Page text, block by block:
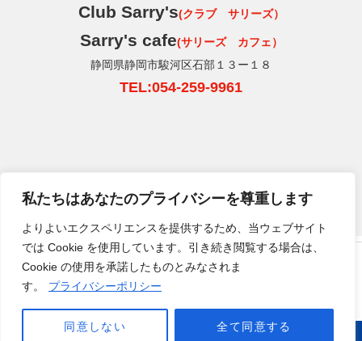
私たちはあなたのプライバシーを尊重します
よりよいエクスペリエンスを提供するため、当ウェブサイト
では Cookie を使用しています。引き続き閲覧する場合は、
Cookie の使用を承諾したものとみなされま
す。
プライバシーポリシー
同意しない 全て同意する
Club Sarry's(クラブ サリーズ）
Sarry's cafe(サリーズ カフェ）
静岡県静岡市駿河区石部１３ー１８
TEL:054-259-9961
HOME クラブサリーズについて 運営会社 サイトについて
Copyright © Running station. All Rights Reserved.
クラブサリーズSports&Cafe
静岡県静岡市駿河区石部13ー18 TEL
5115営業時間: 月・水〜日10:00〜17:00 定休日:
火曜日